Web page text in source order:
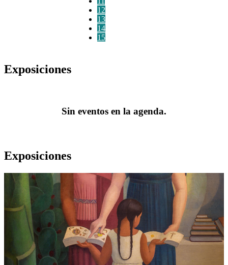
12
13
14
15
Exposiciones
Sin eventos en la agenda.
Exposiciones